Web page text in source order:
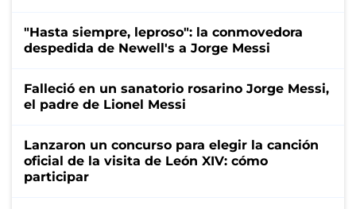
"Hasta siempre, leproso": la conmovedora
despedida de Newell's a Jorge Messi
Falleció en un sanatorio rosarino Jorge Messi,
el padre de Lionel Messi
Lanzaron un concurso para elegir la canción
oficial de la visita de León XIV: cómo
participar